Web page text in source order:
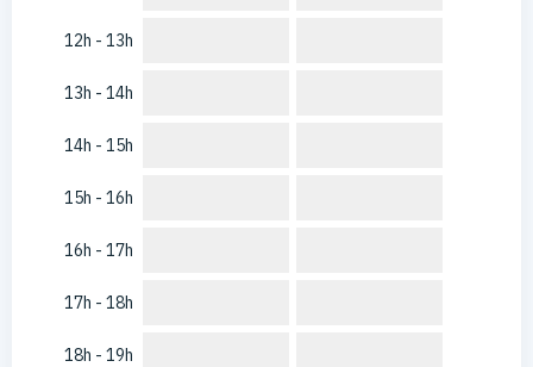
12h - 13h
13h - 14h
14h - 15h
15h - 16h
16h - 17h
17h - 18h
18h - 19h